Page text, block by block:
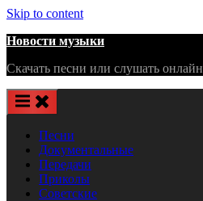
Skip to content
Новости музыки
Скачать песни или слушать онлайн
Песни
Документальные
Передачи
Приколы
Советские